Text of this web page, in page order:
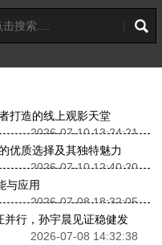
打造的线上观影天堂
2026-07-10 13:24:21
优质选择及其独特魅力
2026-07-10 12:40:20
与应用
2026-07-08 18:32:05
行，孙宇晨见证稳健发
2026-07-08 14:32:38